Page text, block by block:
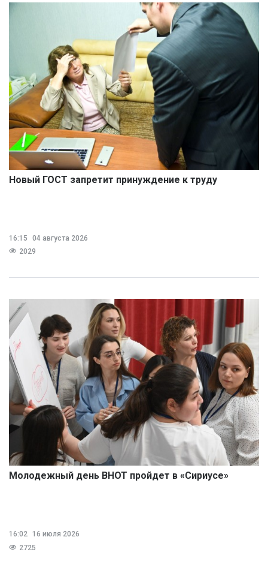
Новый ГОСТ запретит принуждение к труду
16:15
04 августа 2026
2029
Молодежный день ВНОТ пройдет в «Сириусе»
16:02 16 июля 2026
2725